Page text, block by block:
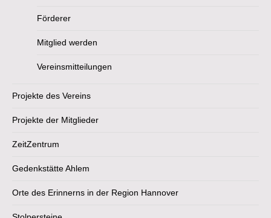
Förderer
Mitglied werden
Vereinsmitteilungen
Projekte des Vereins
Projekte der Mitglieder
ZeitZentrum
Gedenkstätte Ahlem
Orte des Erinnerns in der Region Hannover